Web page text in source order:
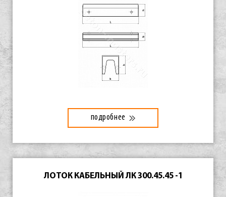
подробнее
ЛОТОК КАБЕЛЬНЫЙ ЛК 300.45.45 -1